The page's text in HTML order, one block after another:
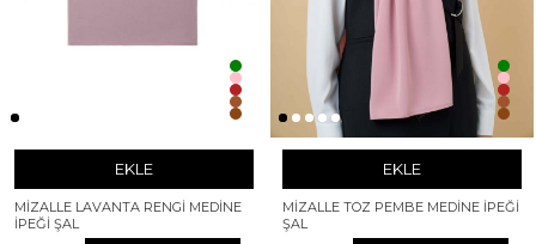
EKLE
MIZALLE LAVANTA RENGI MEDINE
İPEĞI ŞAL
EKLE
MIZALLE TOZ PEMBE MEDINE İPEĞI
ŞAL